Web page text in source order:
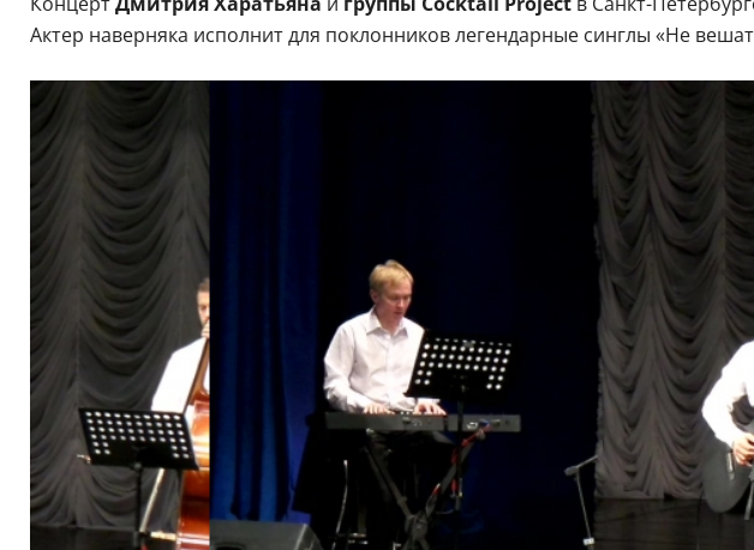
Актер наверняка исполнит для поклонников легендарные синглы «Не